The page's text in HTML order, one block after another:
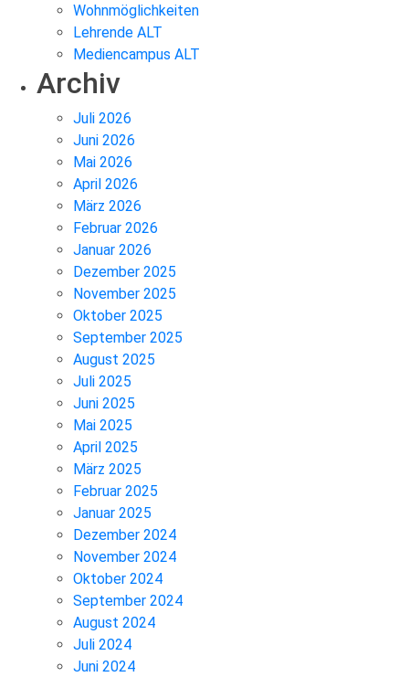
Wohnmöglichkeiten
Lehrende ALT
Mediencampus ALT
Archiv
Juli 2026
Juni 2026
Mai 2026
April 2026
März 2026
Februar 2026
Januar 2026
Dezember 2025
November 2025
Oktober 2025
September 2025
August 2025
Juli 2025
Juni 2025
Mai 2025
April 2025
März 2025
Februar 2025
Januar 2025
Dezember 2024
November 2024
Oktober 2024
September 2024
August 2024
Juli 2024
Juni 2024